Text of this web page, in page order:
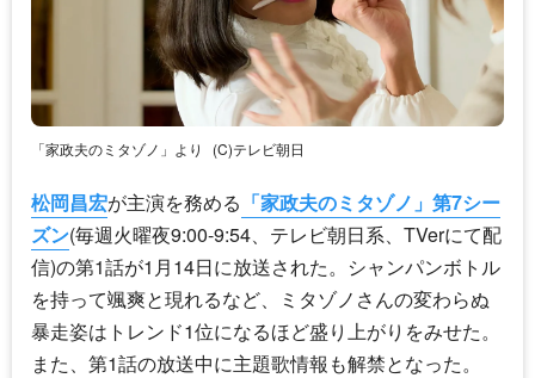
「家政夫のミタゾノ」より (C)テレビ朝日
松岡昌宏が主演を務める 「家政夫のミタゾノ」第7シー
ズン(毎週火曜夜9:00-9:54、テレビ朝日系、TVerにて配
信)の第1話が1月14日に放送された。シャンパンボトル
を持って颯爽と現れるなど、ミタゾノさんの変わらぬ
暴走姿はトレンド1位になるほど盛り上がりをみせた。
また、第1話の放送中に主題歌情報も解禁となった。